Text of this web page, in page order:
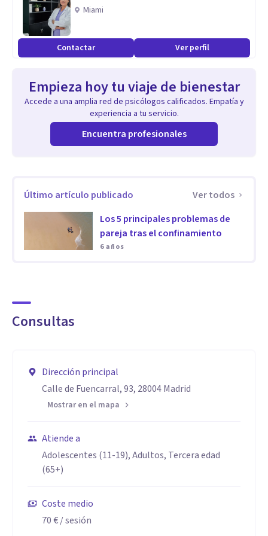
reales del paciente.
Aptitudes
A lo largo de todos estos años de carrera profesional, me he
depresión, así como de crecimiento personal.
Miami
Contactar Ver perfil
Empieza hoy tu viaje de bienestar
Accede a una amplia red de psicólogos calificados. Empatía y
experiencia a tu servicio.
Encuentra profesionales
Último artículo publicado
Ver todos
Los 5 principales problemas de
pareja tras el confinamiento
6 años
Consultas
Dirección principal
Calle de Fuencarral, 93, 28004 Madrid
Mostrar en el mapa
Atiende a
Adolescentes (11-19), Adultos, Tercera edad
(65+)
Coste medio
70 €/ sesión